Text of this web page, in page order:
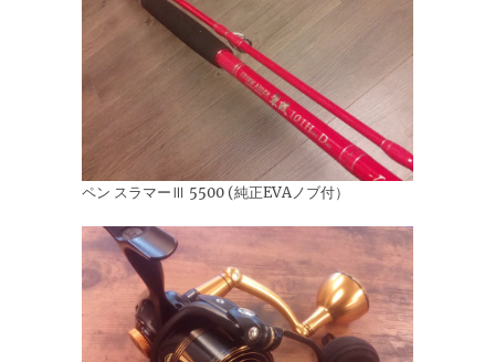
ペン スラマーⅢ 5500 (純正EVAノブ付）